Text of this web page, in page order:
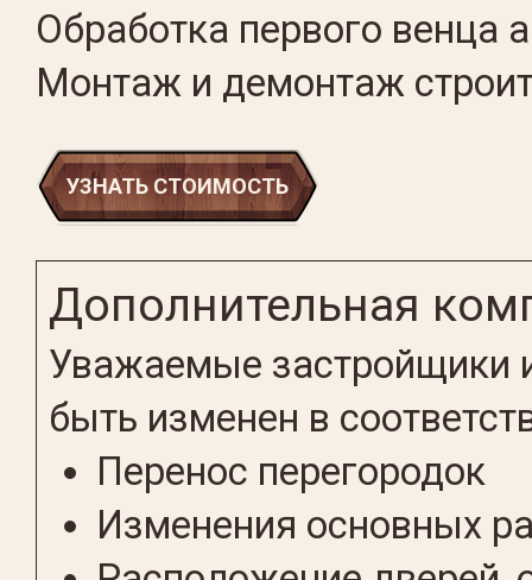
Обработка первого венца
Монтаж и демонтаж
УЗНАТЬ СТОИМОСТЬ
Дополнительная
Уважаемые застройщики
быть изменен в
Перенос перегородок
Изменения основных